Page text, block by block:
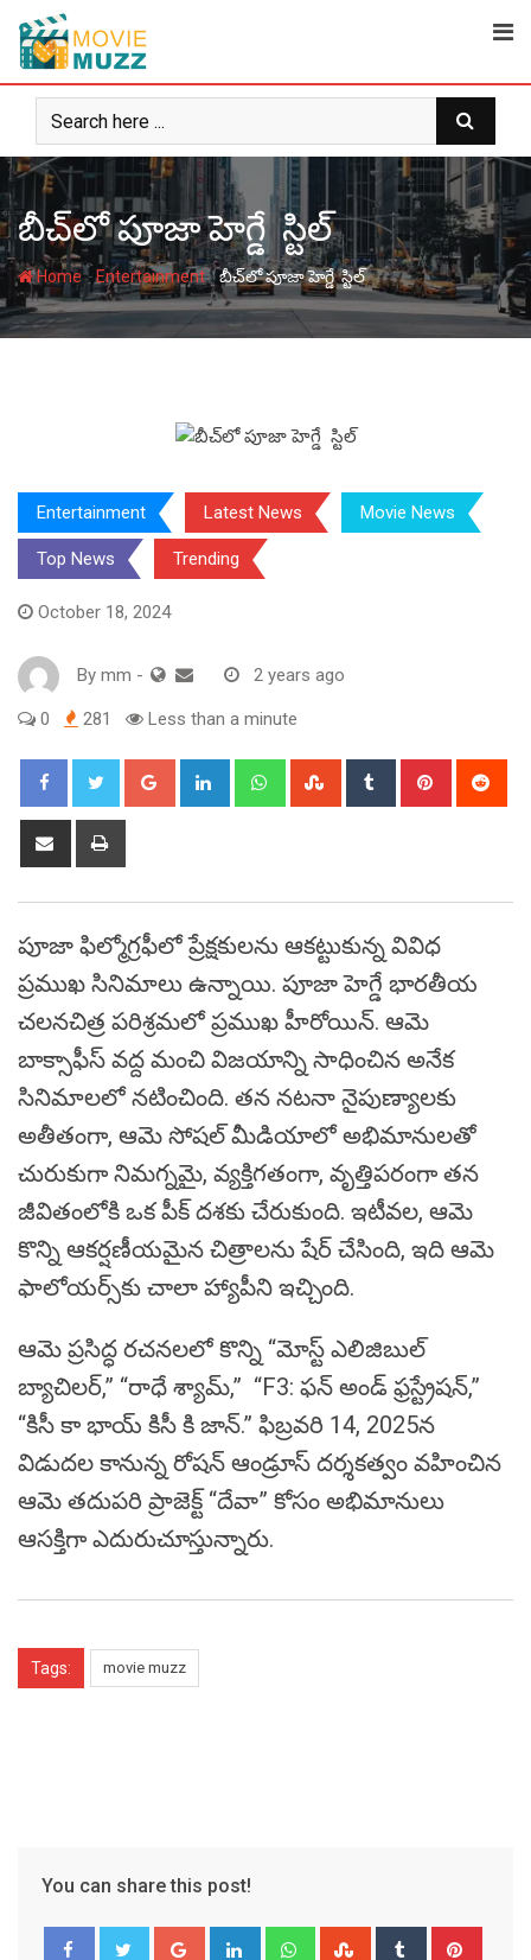
content
బీచ్‌లో పూజా హెగ్డే స్టిల్‌
Home-Entertainment-బీచ్‌లో పూజా హెగ్డే స్టిల్‌
Entertainment Latest News Movie News
Top News Trending
October 18, 2024
By mm - 2 years ago
0 281 Less than a minute
Google+ LinkedIn WhatsappStumbleUpon
Tumblr Pinterest
Share
పూజా ఫిల్మోగ్రఫీలో ప్రేక్షకులను ఆకట్టుకున్న వివిధ
ప్రముఖ సినిమాలు ఉన్నాయి. పూజా హెగ్డే భారతీయ
చలనచిత్ర పరిశ్రమలో ప్రముఖ హీరోయిన్. ఆమె
బాక్సాఫీస్ వద్ద మంచి విజయాన్ని సాధించిన అనేక
సినిమాలలో నటించింది. తన నటనా నైపుణ్యాలకు
అతీతంగా, ఆమె సోషల్ మీడియాలో అభిమానులతో
చురుకుగా నిమగ్నమై, వ్యక్తిగతంగా, వృత్తిపరంగా తన
జీవితంలోకి ఒక పీక్ దశకు చేరుకుంది. ఇటీవల, ఆమె
కొన్ని ఆకర్షణీయమైన చిత్రాలను షేర్ చేసింది, ఇది ఆమె
ఫాలోయర్స్‌కు చాలా హ్యాపీని ఇచ్చింది.
ఆమె ప్రసిద్ధ రచనలలో కొన్ని “మోస్ట్ ఎలిజిబుల్
బ్యాచిలర్,” “రాధే శ్యామ్,” “F3: ఫన్ అండ్ ఫ్రస్ట్రేషన్,”
“కిసీ కా భాయ్ కిసీ కి జాన్.” ఫిబ్రవరి 14, 2025న
విడుదల కానున్న రోషన్ ఆండ్రూస్ దర్శకత్వం వహించిన
ఆమె తదుపరి ప్రాజెక్ట్ “దేవా” కోసం అభిమానులు
ఆసక్తిగా ఎదురుచూస్తున్నారు.
Tags: movie muzz
You can share this post!
Google+ LinkedIn WhatsappStumbleUpon
Tumblr